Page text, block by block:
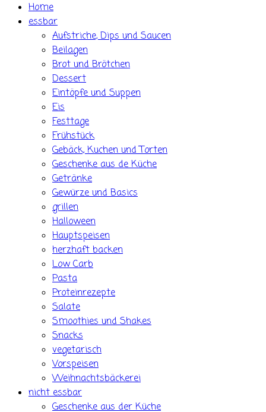
Home
essbar
Aufstriche, Dips und Saucen
Beilagen
Brot und Brötchen
Dessert
Eintöpfe und Suppen
Eis
Festtage
Frühstück
Gebäck, Kuchen und Torten
Geschenke aus de Küche
Getränke
Gewürze und Basics
grillen
Halloween
Hauptspeisen
herzhaft backen
Low Carb
Pasta
Proteinrezepte
Salate
Smoothies und Shakes
Snacks
vegetarisch
Vorspeisen
Weihnachtsbäckerei
nicht essbar
Geschenke aus der Küche